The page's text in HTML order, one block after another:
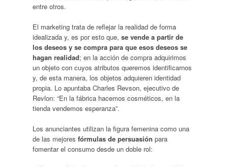
entre otros.
El marketing trata de reflejar la realidad de forma
idealizada y, es por esto que, se vende a partir de
los deseos y se compra para que esos deseos se
hagan realidad; en la acción de compra adquirimos
un objeto con cuyos atributos queremos identificarnos
y, de esta manera, los objetos adquieren identidad
propia. Lo apuntaba Charles Revson, ejecutivo de
Revlon: “En la fábrica hacemos cosméticos, en la
tienda vendemos esperanza”.
Los anunciantes utilizan la figura femenina como una
de las mejores fórmulas de persuasión para
fomentar el consumo desde un doble rol: